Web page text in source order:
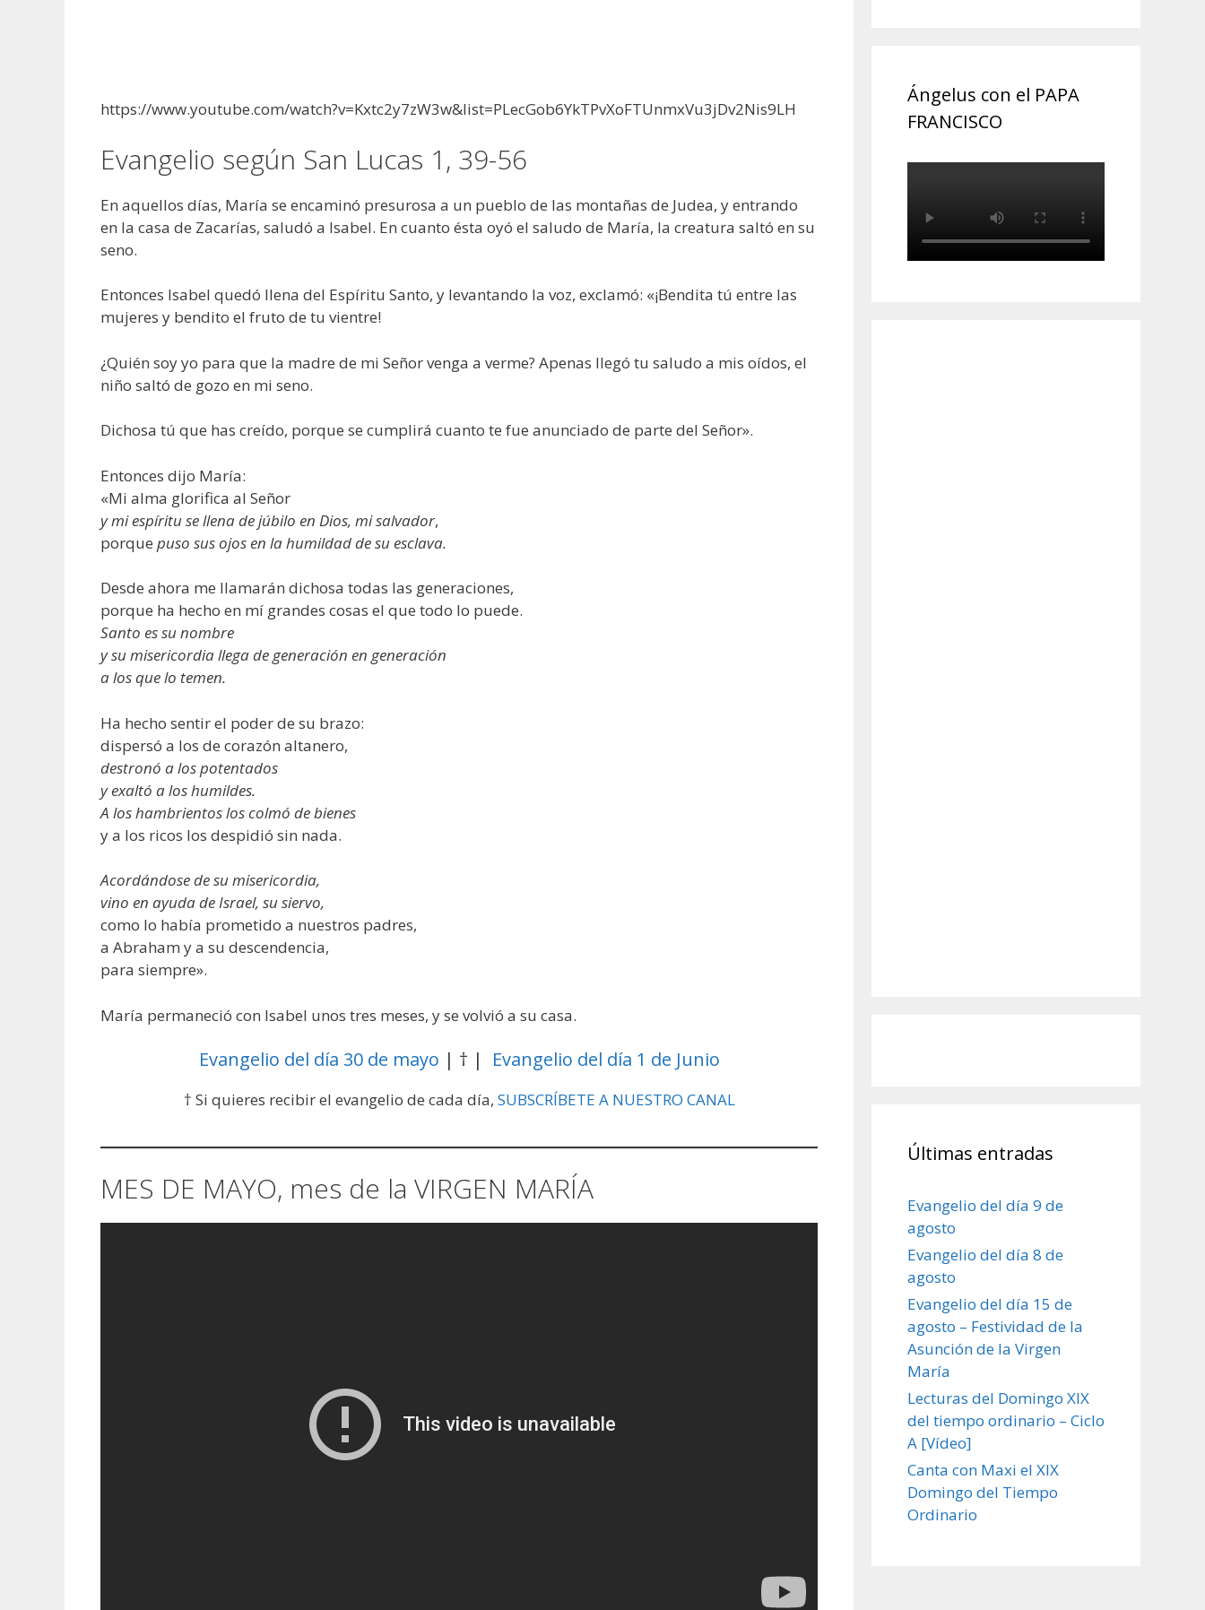
https://www.youtube.com/watch?v=Kxtc2y7zW3w&list=PLecGob6YkTPvXoFTUnmxVu3jDv2Nis9LH
Evangelio según San Lucas 1, 39-56
En aquellos días, María se encaminó presurosa a un pueblo de las montañas de Judea, y entrando
en la casa de Zacarías, saludó a Isabel. En cuanto ésta oyó el saludo de María, la creatura saltó en su
seno.
Entonces Isabel quedó llena del Espíritu Santo, y levantando la voz, exclamó: «¡Bendita tú entre las
mujeres y bendito el fruto de tu vientre!
¿Quién soy yo para que la madre de mi Señor venga a verme? Apenas llegó tu saludo a mis oídos, el
niño saltó de gozo en mi seno.
Dichosa tú que has creído, porque se cumplirá cuanto te fue anunciado de parte del Señor».
Entonces dijo María:
«Mi alma glorifica al Señor
y mi espíritu se llena de júbilo en Dios, mi salvador,
porque puso sus ojos en la humildad de su esclava.
Desde ahora me llamarán dichosa todas las generaciones,
porque ha hecho en mí grandes cosas el que todo lo puede.
Santo es su nombre
y su misericordia llega de generación en generación
a los que lo temen.
Ha hecho sentir el poder de su brazo:
dispersó a los de corazón altanero,
destronó a los potentados
y exaltó a los humildes.
A los hambrientos los colmó de bienes
y a los ricos los despidió sin nada.
Acordándose de su misericordia,
vino en ayuda de Israel, su siervo,
como lo había prometido a nuestros padres,
a Abraham y a su descendencia,
para siempre».
María permaneció con Isabel unos tres meses, y se volvió a su casa.
Evangelio del día 30 de mayo | † | Evangelio del día 1 de Junio
† Si quieres recibir el evangelio de cada día, SUBSCRÍBETE A NUESTRO CANAL
MES DE MAYO, mes de la VIRGEN MARÍA
Ángelus con el PAPA
FRANCISCO
Últimas entradas
Evangelio del día 9 de
agosto
Evangelio del día 8 de
agosto
Evangelio del día 15 de
agosto – Festividad de la
Asunción de la Virgen
María
Lecturas del Domingo XIX
del tiempo ordinario – Ciclo
A [Vídeo]
Canta con Maxi el XIX
Domingo del Tiempo
Ordinario